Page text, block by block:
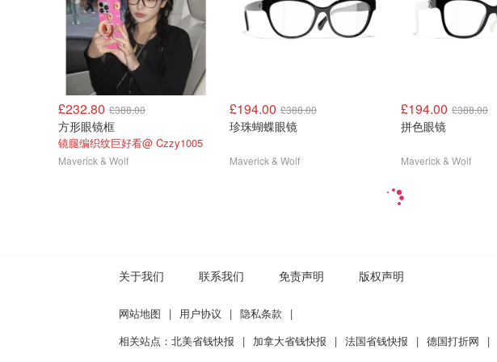
£232.80 £388.00
方形眼镜框
镜腿编织纹巨好看@ Czzy1005
Maverick & Wolf
£194.00 £388.00
珍珠蝴蝶眼镜
Maverick & Wolf
£194.00 £388.00
拼色眼镜
Maverick & Wolf
关于我们 联系我们 免责声明 版权声明
网站地图 | 用户协议 | 隐私条款
|
相关站点： 北美省钱快报 | 加拿大省钱快报 | 法国省钱快报 | 德国打折网 |